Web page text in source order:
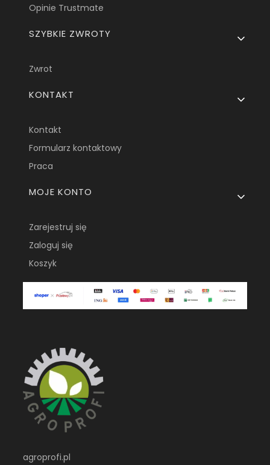
Opinie Trustmate
SZYBKIE ZWROTY
Zwrot
KONTAKT
Kontakt
Formularz kontaktowy
Praca
MOJE KONTO
Zarejestruj się
Zaloguj się
Koszyk
agroprofi.pl